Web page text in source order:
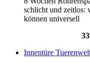
schlicht und zeitlos:
können universell
Innentüre